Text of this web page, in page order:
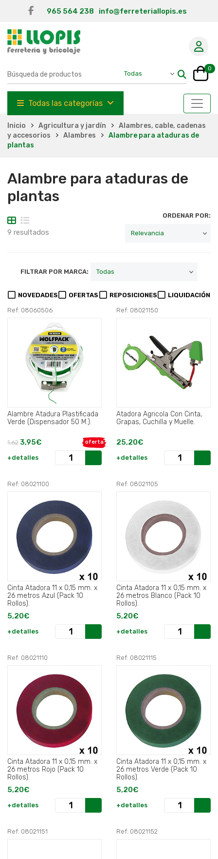
965 564 238 info@ferreteriallopis.es
0
Todas las categorías
Inicio Agricultura y jardín
Alambres, cable, cadenas
y accesorios
Alambres
Alambre para ataduras de
plantas
Alambre para ataduras de
plantas
9 resultados
ORDENAR POR:
FILTRAR POR MARCA:
NOVEDADES OFERTAS REPOSICIONES LIQUIDACIÓN
Ref: 08060506
Alambre Atadura Plastificada
Verde (Dispensador 50 M.).
oferta
1,62 3,95€
+detalles
Ref: 08021150
Atadora Agricola Con Cinta,
Grapas, Cuchilla y Muelle.
25,20€
+detalles
Ref: 08021100
Cinta Atadora 11 x 0,15 mm. x
26 metros Azul (Pack 10
Rollos).
5,20€
+detalles
Ref: 08021105
Cinta Atadora 11 x 0,15 mm. x
26 metros Blanco (Pack 10
Rollos).
5,20€
+detalles
Ref: 08021110
Cinta Atadora 11 x 0,15 mm. x
26 metros Rojo (Pack 10
Rollos).
5,20€
+detalles
Ref: 08021115
Cinta Atadora 11 x 0,15 mm. x
26 metros Verde (Pack 10
Rollos).
5,20€
+detalles
Ref: 08021151 Ref: 08021152